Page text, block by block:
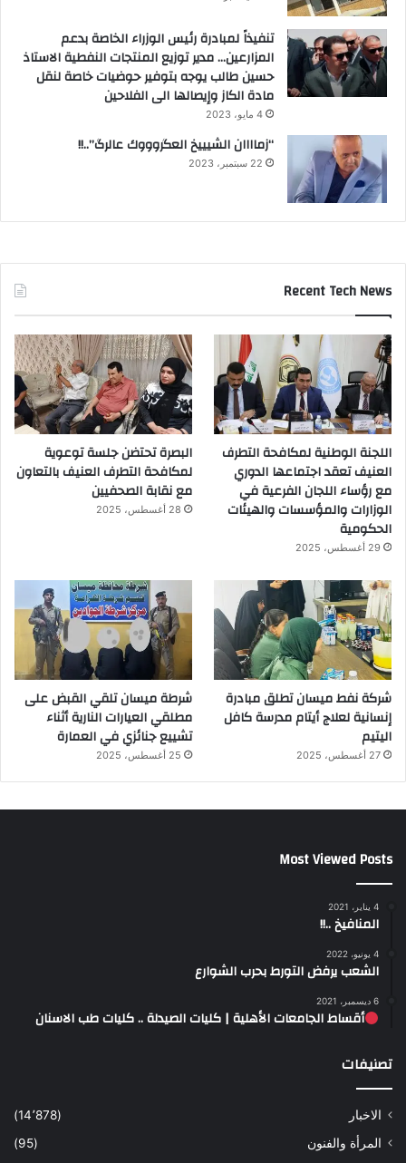
تنفيذاً لمبادرة رئيس الوزراء الخاصة بدعم
المزارعين… مدير توزيع المنتجات النفطية الاستاذ
حسين طالب يوجه بتوفير حوضيات خاصة لنقل
مادة الكاز وإيصالها الى الفلاحين
4 مايو، 2023
“زماااان الشيييخ العگروووك عالرگ”..!!
22 سبتمبر، 2023
Recent Tech News
اللجنة الوطنية لمكافحة التطرف
العنيف تعقد اجتماعها الدوري
مع رؤساء اللجان الفرعية في
الوزارات والمؤسسات والهيئات
الحكومية
29 أغسطس، 2025
البصرة تحتضن جلسة توعوية
لمكافحة التطرف العنيف بالتعاون
مع نقابة الصحفيين
28 أغسطس، 2025
شركة نفط ميسان تطلق مبادرة
إنسانية لعلاج أيتام مدرسة كافل
اليتيم
27 أغسطس، 2025
شرطة ميسان تلقي القبض على
مطلقي العيارات النارية أثناء
تشييع جنائزي في العمارة
25 أغسطس، 2025
Most Viewed Posts
4 يناير، 2021
المنافيخ ..!!
4 يونيو، 2022
الشعب يرفض التورط بحرب الشوارع
6 ديسمبر، 2021
أقساط الجامعات الأهلية | كليات الصيدلة .. كليات طب الاسنان
تصنيفات
الاخبار
(14٬878)
المرأة والفنون
(95)